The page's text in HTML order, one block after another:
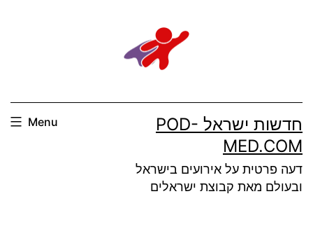
חדשות ישראל POD-
MED.COM
דעה פרטית על אירועים בישראל
ובעולם מאת קבוצת ישראלים
Menu